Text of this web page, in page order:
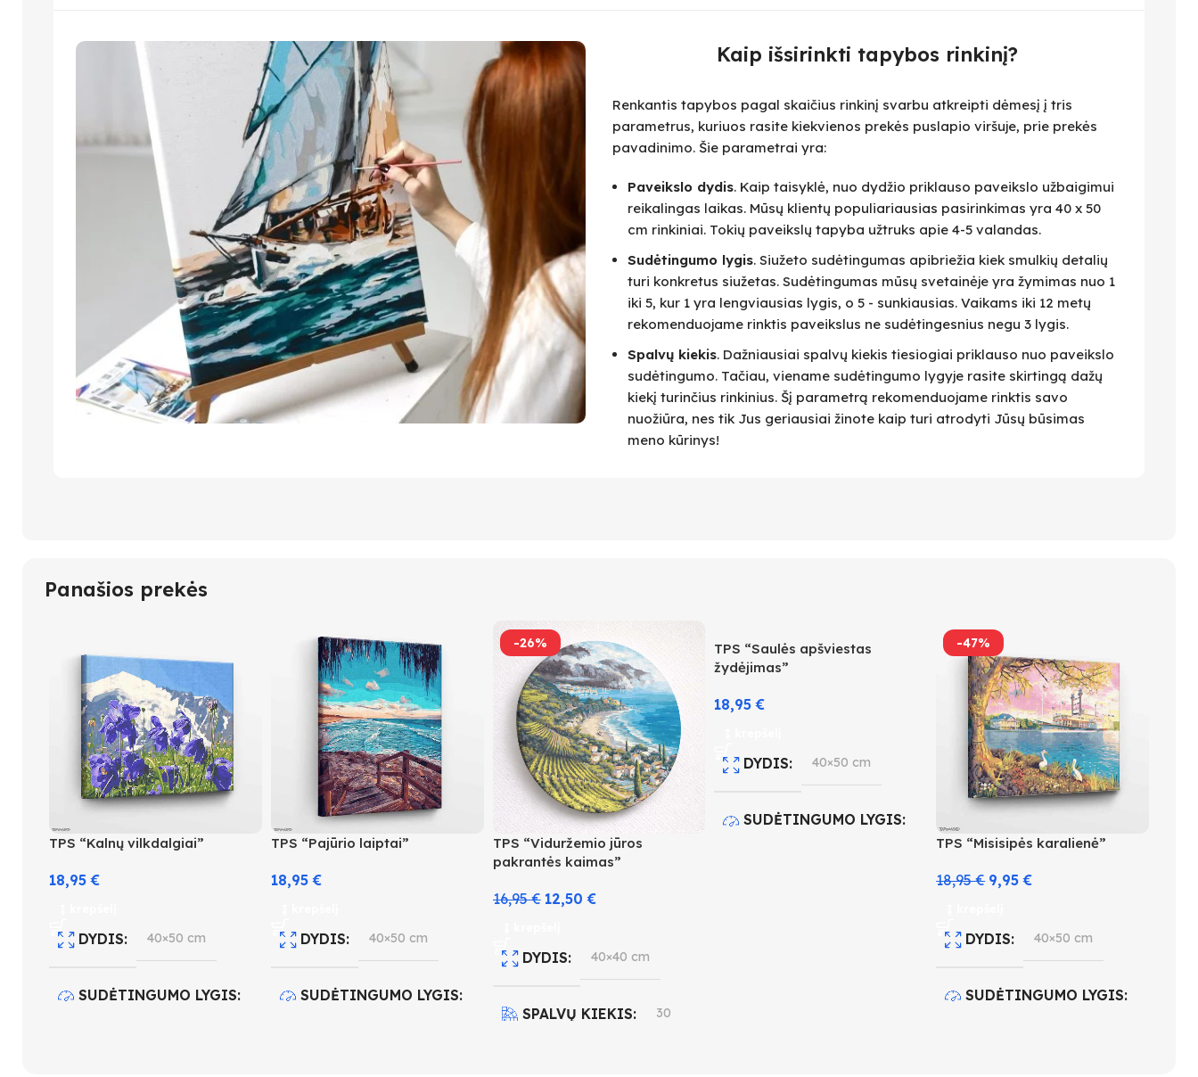
Kaip išsirinkti tapybos rinkinį?
Renkantis tapybos pagal skaičius rinkinį svarbu atkreipti dėmesį į tris
parametrus, kuriuos rasite kiekvienos prekės puslapio viršuje, prie prekės
pavadinimo. Šie parametrai yra:
Paveikslo dydis. Kaip taisyklė, nuo dydžio priklauso paveikslo užbaigimui
reikalingas laikas. Mūsų klientų populiariausias pasirinkimas yra 40 x 50
cm rinkiniai. Tokių paveikslų tapyba užtruks apie 4-5 valandas.
Sudėtingumo lygis. Siužeto sudėtingumas apibriežia kiek smulkių detalių
turi konkretus siužetas. Sudėtingumas mūsų svetainėje yra žymimas nuo 1
iki 5, kur 1 yra lengviausias lygis, o 5 - sunkiausias. Vaikams iki 12 metų
rekomenduojame rinktis paveikslus ne sudėtingesnius negu 3 lygis.
Spalvų kiekis. Dažniausiai spalvų kiekis tiesiogiai priklauso nuo paveikslo
sudėtingumo. Tačiau, viename sudėtingumo lygyje rasite skirtingą dažų
kiekį turinčius rinkinius. Šį parametrą rekomenduojame rinktis savo
nuožiūra, nes tik Jus geriausiai žinote kaip turi atrodyti Jūsų būsimas
meno kūrinys!
Panašios prekės
TPS “Kalnų vilkdalgiai”
18,95€
DYDIS 40×50 cm
SUDĖTINGUMO LYGIS
TPS “Pajūrio laiptai”
18,95€
DYDIS 40×50 cm
SUDĖTINGUMO LYGIS
-26%
TPS “Viduržemio jūros
pakrantės kaimas”
16,95€ 12,50€
DYDIS 40×40 cm
SPALVŲ KIEKIS 30
TPS “Saulės apšviestas
žydėjimas”
18,95€
DYDIS 40×50 cm
SUDĖTINGUMO LYGIS
-47%
TPS “Misisipės karalienė”
18,95€ 9,95€
DYDIS 40×50 cm
SUDĖTINGUMO LYGIS